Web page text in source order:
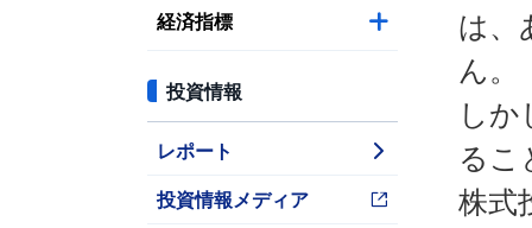
経済指標
投資情報
レポート
投資情報メディア
は、
ん。
しか
るこ
株式